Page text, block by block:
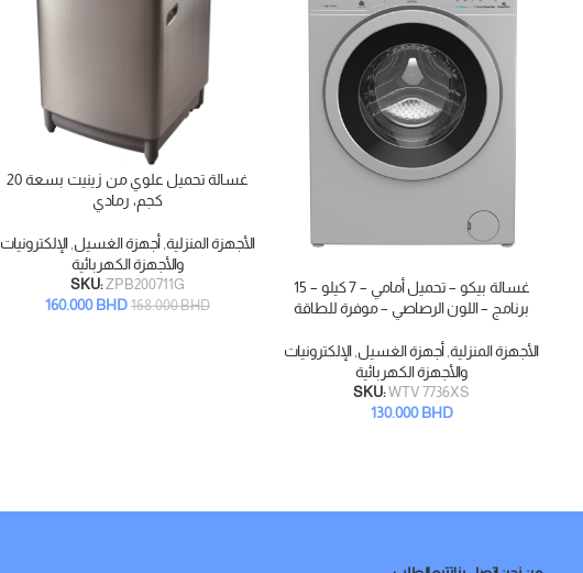
إضافة إلى السلة
غسالة بيكو – تحميل أمامي – 7 كيلو – 15
برنامج – اللون الرصاصي – موفرة للطاقة
الأجهزة المنزلية,أجهزة الغسيل,الإلكترونيات
والأجهزة الكهربائية
SKU:WTV 7736XS
130.000BHD
إضافة إلى السلة
غسالة تحميل علوي من زينيت بسعة 20
كجم، رمادي
الأجهزة المنزلية أجهزة الغسيل الإلكترونيات
والأجهزة الكهربائية
SKU:ZPB200711G
168.000BHD
160.000BHD